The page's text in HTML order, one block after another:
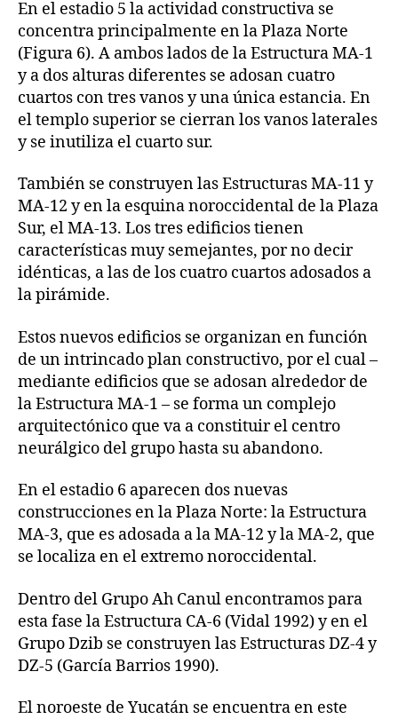
En el estadio 5 la actividad constructiva se
concentra principalmente en la Plaza Norte
(Figura 6). A ambos lados de la Estructura MA-1
y a dos alturas diferentes se adosan cuatro
cuartos con tres vanos y una única estancia. En
el templo superior se cierran los vanos laterales
y se inutiliza el cuarto sur.
También se construyen las Estructuras MA-11 y
MA-12 y en la esquina noroccidental de la Plaza
Sur, el MA-13. Los tres edificios tienen
características muy semejantes, por no decir
idénticas, a las de los cuatro cuartos adosados a
la pirámide.
Estos nuevos edificios se organizan en función
de un intrincado plan constructivo, por el cual –
mediante edificios que se adosan alrededor de
la Estructura MA-1 – se forma un complejo
arquitectónico que va a constituir el centro
neurálgico del grupo hasta su abandono.
En el estadio 6 aparecen dos nuevas
construcciones en la Plaza Norte: la Estructura
MA-3, que es adosada a la MA-12 y la MA-2, que
se localiza en el extremo noroccidental.
Dentro del Grupo Ah Canul encontramos para
esta fase la Estructura CA-6 (Vidal 1992) y en el
Grupo Dzib se construyen las Estructuras DZ-4 y
DZ-5 (García Barrios 1990).
El noroeste de Yucatán se encuentra en este